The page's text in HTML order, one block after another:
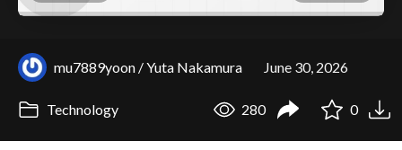
mu7889yoon / Yuta Nakamura June 30, 2026
Technology 280 0